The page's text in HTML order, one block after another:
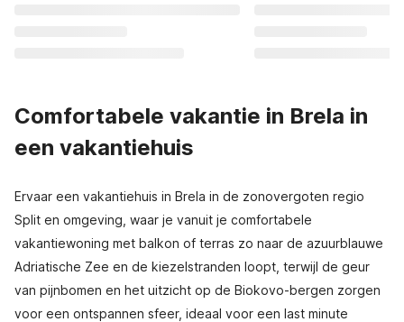
Comfortabele vakantie in Brela in
een vakantiehuis
Ervaar een vakantiehuis in Brela in de zonovergoten regio
Split en omgeving, waar je vanuit je comfortabele
vakantiewoning met balkon of terras zo naar de azuurblauwe
Adriatische Zee en de kiezelstranden loopt, terwijl de geur
van pijnbomen en het uitzicht op de Biokovo-bergen zorgen
voor een ontspannen sfeer, ideaal voor een last minute